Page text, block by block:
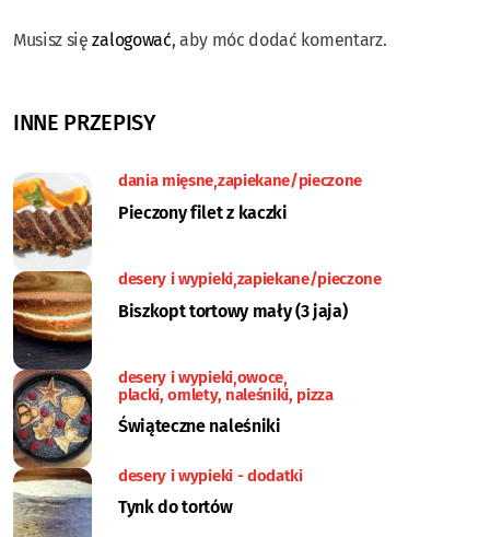
Musisz sięzalogować, aby móc dodać komentarz.
INNE PRZEPISY
dania mięsne zapiekane/pieczone
Pieczony filet z kaczki
desery i wypieki zapiekane/pieczone
Biszkopt tortowy mały (3 jaja)
desery i wypieki owoce
placki, omlety, naleśniki, pizza
Świąteczne naleśniki
desery i wypieki - dodatki
Tynk do tortów